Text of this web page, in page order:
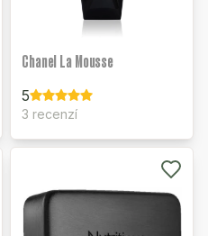
Chanel La Mousse
5
3 recenzí